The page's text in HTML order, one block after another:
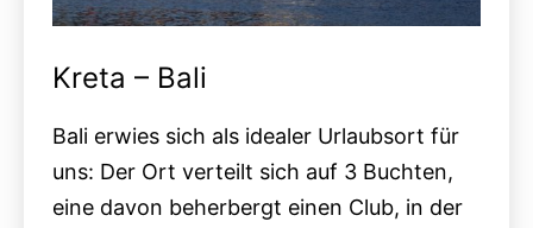
Kreta – Bali
Bali erwies sich als idealer Urlaubsort für
uns: Der Ort verteilt sich auf 3 Buchten,
eine davon beherbergt einen Club, in der